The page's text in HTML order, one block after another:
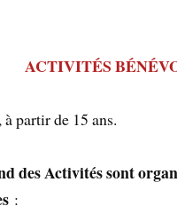
ACTIVITÉS
partir de 15 ans.
des Activités sont
: